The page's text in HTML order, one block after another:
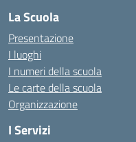
La Scuola
Presentazione
I luoghi
I numeri della scuola
Le carte della scuola
Organizzazione
I Servizi